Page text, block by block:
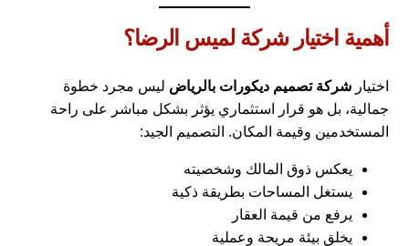
أهمية اختيار شركة لميس الرضا؟
اختيارشركة تصميم ديكورات بالرياض ليس مجرد خطوة
جمالية، بل هو قرار استثماري يؤثر بشكل مباشر على راحة
المستخدمين وقيمة المكان. التصميم الجيد:
يعكس ذوق المالك وشخصيته
يستغل المساحات بطريقة ذكية
يرفع من قيمة العقار
يخلق بيئة مريحة وعملية